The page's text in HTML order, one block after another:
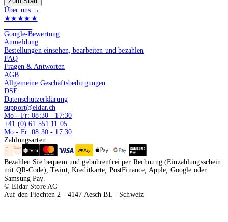
Über uns →
★★★★★
Google-Bewertung
Anmeldung
Bestellungen einsehen, bearbeiten und bezahlen
FAQ
Fragen & Antworten
AGB
Allgemeine Geschäftsbedingungen
DSE
Datenschutzerklärung
support@eldar.ch
Mo - Fr: 08:30 - 17:30
+41 (0) 61 551 11 05
Mo - Fr: 08:30 - 17:30
Zahlungsarten
Bezahlen Sie bequem und gebührenfrei per Rechnung (Einzahlungsschein
mit QR-Code), Twint, Kreditkarte, PostFinance, Apple, Google oder
Samsung Pay.
© Eldar Store AG
Auf den Fiechten 2 - 4147 Aesch BL - Schweiz